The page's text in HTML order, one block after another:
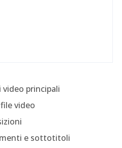
principali
video
e sottotitoli